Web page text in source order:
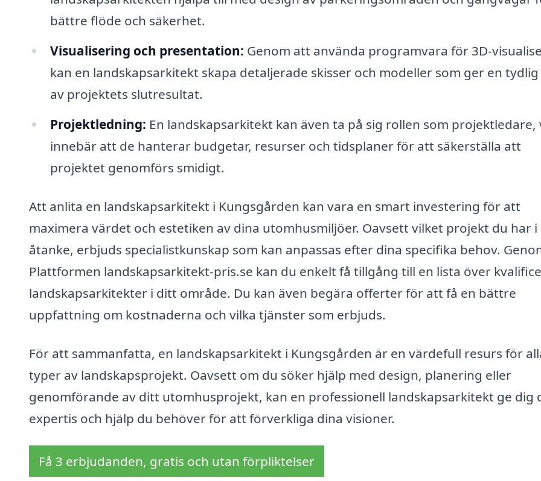
bättre flöde och säkerhet.
Visualisering och presentation: Genom att använda programvara för 3D-
kan en landskapsarkitekt skapa detaljerade skisser och modeller som ger en
av projektets slutresultat.
Projektledning: En landskapsarkitekt kan även ta på sig rollen som projektledare,
innebär att de hanterar budgetar, resurser och tidsplaner för att säkerställa att
projektet genomförs smidigt.
Att anlita en landskapsarkitekt i Kungsgården kan vara en smart investering för att
maximera värdet och estetiken av dina utomhusmiljöer. Oavsett vilket projekt du har i
åtanke, erbjuds specialistkunskap som kan anpassas efter dina specifika behov.
Plattformen landskapsarkitekt-pris.se kan du enkelt få tillgång till en lista över
landskapsarkitekter i ditt område. Du kan även begära offerter för att få en bättre
uppfattning om kostnaderna och vilka tjänster som erbjuds.
För att sammanfatta, en landskapsarkitekt i Kungsgården är en värdefull resurs för
typer av landskapsprojekt. Oavsett om du söker hjälp med design, planering eller
genomförande av ditt utomhusprojekt, kan en professionell landskapsarkitekt ge dig
expertis och hjälp du behöver för att förverkliga dina visioner.
Få 3 erbjudanden, gratis och utan förpliktelser